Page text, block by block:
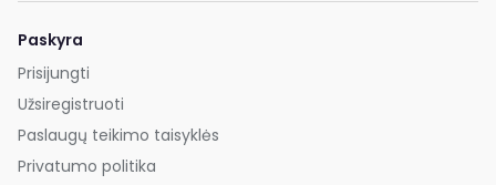
Paskyra
Prisijungti
Užsiregistruoti
Paslaugų teikimo taisyklės
Privatumo politika